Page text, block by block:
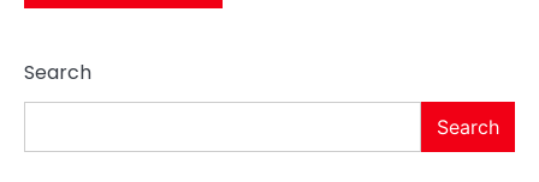
Search
Search